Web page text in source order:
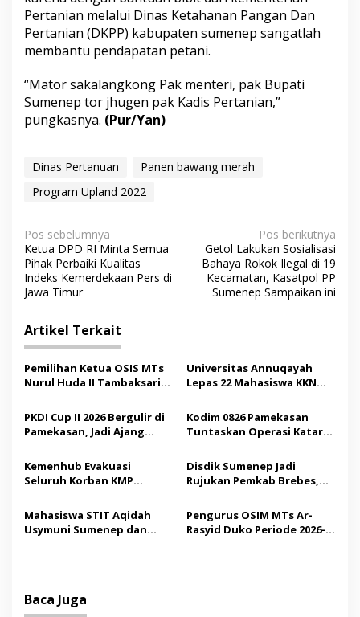
Pertanian melalui Dinas Ketahanan Pangan Dan
Pertanian (DKPP) kabupaten sumenep sangatlah
membantu pendapatan petani.
“Mator sakalangkong Pak menteri, pak Bupati
Sumenep tor jhugen pak Kadis Pertanian,”
pungkasnya. (Pur/Yan)
Dinas Pertanuan
Panen bawang merah
Program Upland 2022
N
a
v
i
g
a
s
i
p
o
s
Pos sebelumnya
Ketua DPD RI Minta Semua
Pihak Perbaiki Kualitas
Indeks Kemerdekaan Pers di
Jawa Timur
Pos berikutnya
Getol Lakukan Sosialisasi
Bahaya Rokok Ilegal di 19
Kecamatan, Kasatpol PP
Sumenep Sampaikan ini
Artikel Terkait
Pemilihan Ketua OSIS MTs
Nurul Huda II Tambaksari
Demokrasi bagi Siswa
Universitas Annuqayah
Lepas 22 Mahasiswa KKN
Saudi
PKDI Cup II 2026 Bergulir di
Pamekasan, Jadi Ajang
Madura
Kodim 0826 Pamekasan
Tuntaskan Operasi Katarak
Tindakan Medis
Kemenhub Evakuasi
Seluruh Korban KMP
Operator Diaudit
Disdik Sumenep Jadi
Rujukan Pemkab Brebes,
Pendidikan Berbasis
Budaya
Mahasiswa STIT Aqidah
Usymuni Sumenep dan
Pengurus OSIM MTs Ar-
Rasyid Duko Periode 2026-
Baca Juga